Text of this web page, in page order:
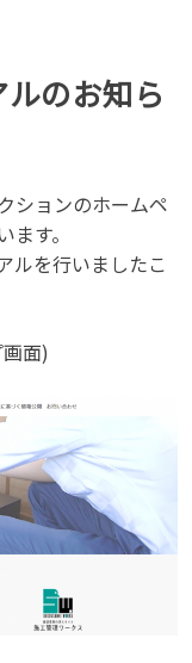
派遣を行っておりま
のお知ら
ションのホームペ
す。
ルを行いましたこ
面)